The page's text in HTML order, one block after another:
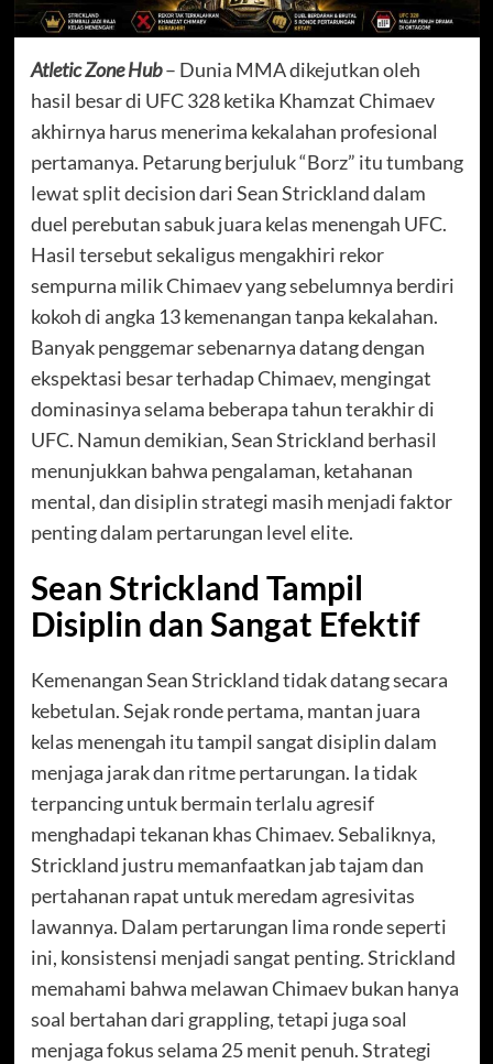
Atletic Zone Hub– Dunia MMA dikejutkan oleh
hasil besar di UFC 328 ketika Khamzat Chimaev
akhirnya harus menerima kekalahan profesional
pertamanya. Petarung berjuluk “Borz” itu tumbang
lewat split decision dari Sean Strickland dalam
duel perebutan sabuk juara kelas menengah UFC.
Hasil tersebut sekaligus mengakhiri rekor
sempurna milik Chimaev yang sebelumnya berdiri
kokoh di angka 13 kemenangan tanpa kekalahan.
Banyak penggemar sebenarnya datang dengan
ekspektasi besar terhadap Chimaev, mengingat
dominasinya selama beberapa tahun terakhir di
UFC. Namun demikian, Sean Strickland berhasil
menunjukkan bahwa pengalaman, ketahanan
mental, dan disiplin strategi masih menjadi faktor
penting dalam pertarungan level elite.
Sean Strickland Tampil
Disiplin dan Sangat Efektif
Kemenangan Sean Strickland tidak datang secara
kebetulan. Sejak ronde pertama, mantan juara
kelas menengah itu tampil sangat disiplin dalam
menjaga jarak dan ritme pertarungan. Ia tidak
terpancing untuk bermain terlalu agresif
menghadapi tekanan khas Chimaev. Sebaliknya,
Strickland justru memanfaatkan jab tajam dan
pertahanan rapat untuk meredam agresivitas
lawannya. Dalam pertarungan lima ronde seperti
ini, konsistensi menjadi sangat penting. Strickland
memahami bahwa melawan Chimaev bukan hanya
soal bertahan dari grappling, tetapi juga soal
menjaga fokus selama 25 menit penuh. Strategi